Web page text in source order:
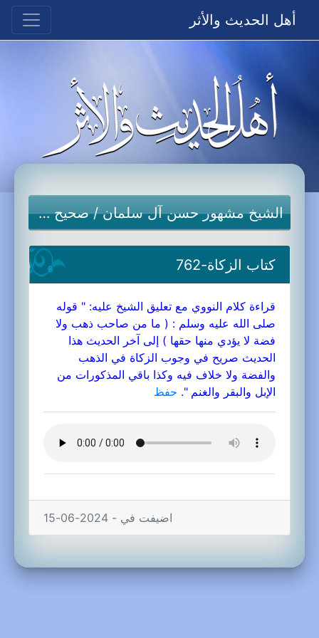
أهل الحديث والأثر
الشيخ مشهور حسن آل سلمان/صحيح مسلم
كتاب الزكاة-762
قراءة كلام النووي مع تعليق الشيخ عليه: " قوله
صلى الله عليه وسلم : (‌ ما ‌من ‌صاحب ‌ذهب ولا
فضة لا يؤدي منها حقها ) إلى آخر الحديث هذا
الحديث صريح في وجوب الزكاة في الذهب
والفضة ولا خلاف فيه وكذا باقي المذكورات من
الإبل والبقر والغنم ". حفظ
اضيفت في - 2024-06-15